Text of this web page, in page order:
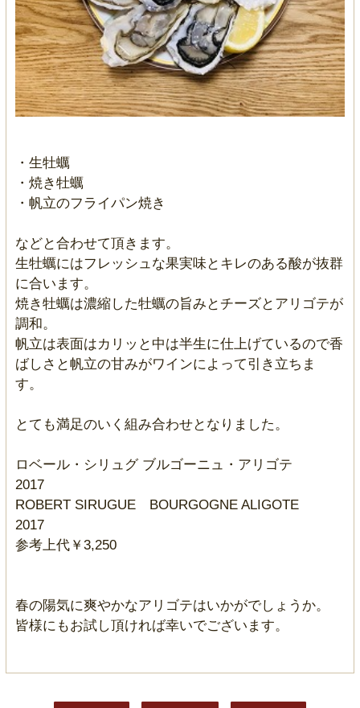
・生牡蠣
・焼き牡蠣
・帆立のフライパン焼き
などと合わせて頂きます。
生牡蠣にはフレッシュな果実味とキレのある酸が抜群
に合います。
焼き牡蠣は濃縮した牡蠣の旨みとチーズとアリゴテが
調和。
帆立は表面はカリッと中は半生に仕上げているので香
ばしさと帆立の甘みがワインによって引き立ちま
す。
とても満足のいく組み合わせとなりました。
ロベール・シリュグ ブルゴーニュ・アリゴテ
2017
ROBERT SIRUGUE BOURGOGNE ALIGOTE
2017
参考上代￥3,250
春の陽気に爽やかなアリゴテはいかがでしょうか。
皆様にもお試し頂ければ幸いでございます。